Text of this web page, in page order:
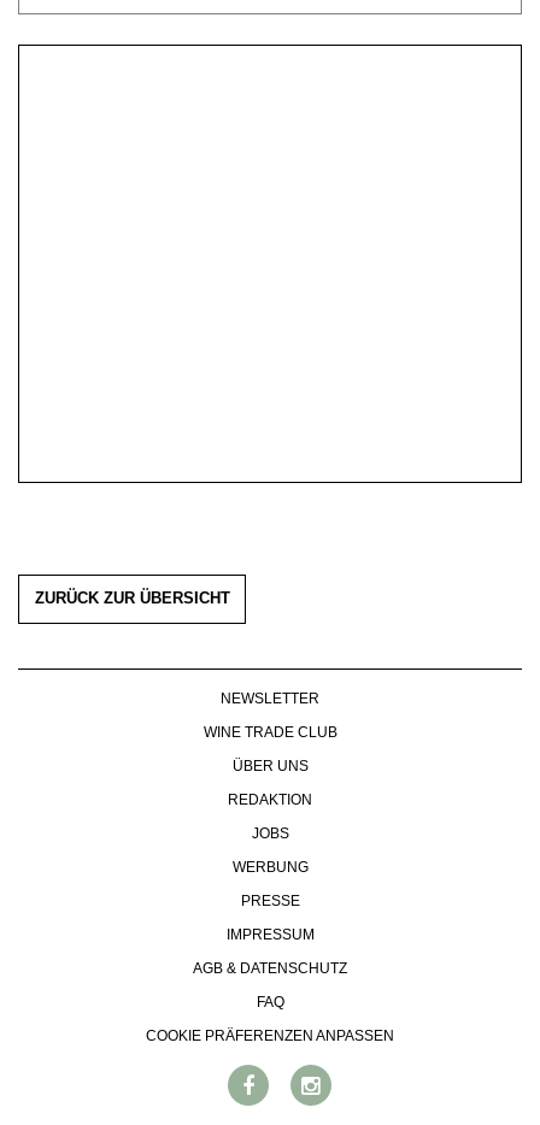
ZURÜCK ZUR ÜBERSICHT
NEWSLETTER
WINE TRADE CLUB
ÜBER UNS
REDAKTION
JOBS
WERBUNG
PRESSE
IMPRESSUM
AGB & DATENSCHUTZ
FAQ
COOKIE PRÄFERENZEN ANPASSEN